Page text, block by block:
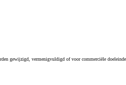
gewijzigd, vermenigvuldigd of voor commerciële